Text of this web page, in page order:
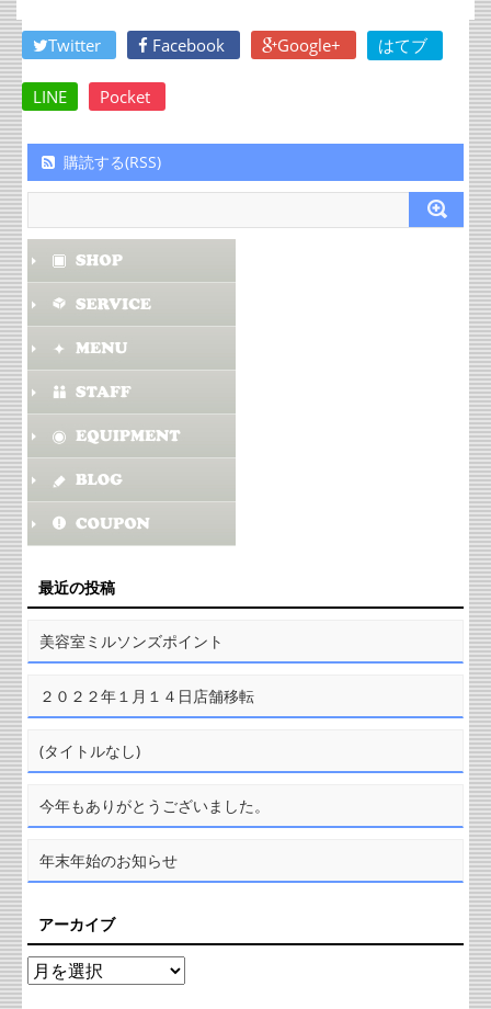
Twitter Facebook Google+ はてブ
LINE Pocket
購読する(RSS)
最近の投稿
美容室ミルソンズポイント
２０２２年１月１４日店舗移転
(タイトルなし)
今年もありがとうございました。
年末年始のお知らせ
アーカイブ